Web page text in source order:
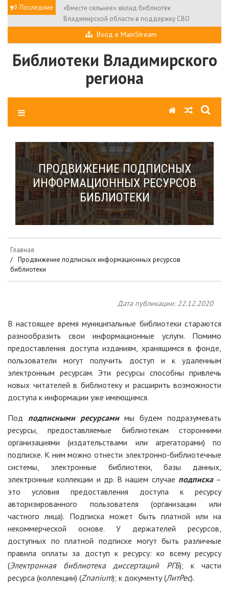
Skip
Последние
«Вместе сильнее»: вклад библиотек
Владимирской области в поддержку СВО
Вход в MainStream
Библиотеки Владимирского
региона
ПРОДВИЖЕНИЕ ПОДПИСНЫХ
ИНФОРМАЦИОННЫХ РЕСУРСОВ
БИБЛИОТЕКИ
Главная
Продвижение подписных информационных ресурсов
библиотеки
Дата публикации: 22.12.2020
В настоящее время муниципальные библиотеки стараются
разнообразить свои информационные услуги. Помимо
предоставления доступа изданиям, хранящимся в фонде,
пользователи могут получить доступ и к удаленным
электронным ресурсам. Эти ресурсы способны привлечь
новых читателей в библиотеку и расширить возможности
доступа к информации уже имеющимся.
Под подписными ресурсамимы будем подразумевать
ресурсы, предоставляемые библиотекам сторонними
организациями (издательствами или агрегаторами) по
подписке. К ним можно отнести электронно-библиотечные
системы, электронные библиотеки, базы данных,
электронные коллекции и др. В нашем случае подписка–
это условия предоставления доступа к ресурсу
авторизированного пользователя (организации или
частного лица). Подписка может быть платной или на
некоммерческой основе. У держателей ресурсов,
доступных по платной подписке могут быть различные
правила оплаты за доступ к ресурсу: ко всему ресурсу
(Электронная библиотека диссертаций РГБ); к части
ресурса (коллекции) (Znanium); к документу (ЛитРес).